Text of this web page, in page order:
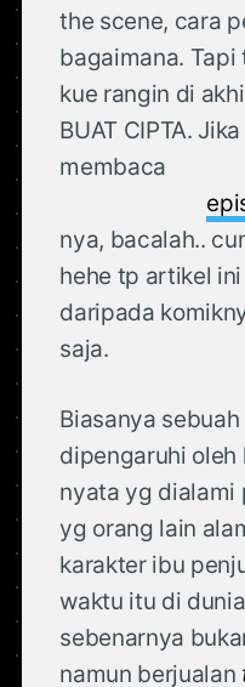
the scene, cara
bagaimana.
kue rangin di
BUAT CIPTA.
membaca
nya, bacalah..
hehe tp artikel
daripada
saja.
Biasanya
dipengaruhi oleh
nyata yg dialami
yg orang lain
karakter ibu
waktu itu di
sebenarnya
namun berjualan